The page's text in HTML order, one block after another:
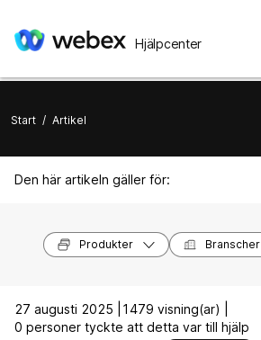
Hjälpcenter
Start / Artikel
Den här artikeln gäller för:
Produkter Branscher
27 augusti 2025 |
1479 visning(ar) |
0 personer tyckte att detta var till hjälp